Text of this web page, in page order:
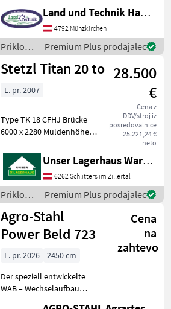
hydraulisch • Tandem
Fahrgestell •
Druckluftbremse mit ALB
Regler • 40 km/h m
Land und Technik HandelsgesmbH
4792 Münzkirchen
Priklopniki
/ Fliegl
Premium Plus prodajalec
Stetzl Titan 20 to 28.500
€
Cena z
DDV/stroj iz
posredovalnice
25.221,24 €
neto
L. pr. 2007
Type TK 18 CFHJ Brücke
6000 x 2280 Muldenhöhe
600 mm Bereifung 550/60-
22.5 Untenanhängung
Frontgitter abklappbar
Eigengewicht 5.150 kg
HZLGG 2
Unser Lagerhaus Warenhandelsges.m.b.H.
6262 Schlitters im Zillertal
Priklopniki
/ Stetzl
Premium Plus prodajalec
Agro-Stahl
Power Beld 723
Cena
na
zahtevo
L. pr. 2026
2450 cm
Der speziell entwickelte
WAB – Wechselaufbau